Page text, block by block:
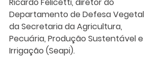
Departamento de Defesa Vegetal
da Secretaria da Agricultura,
Pecuária, Produção Sustentável e
Irrigação (Seapi).